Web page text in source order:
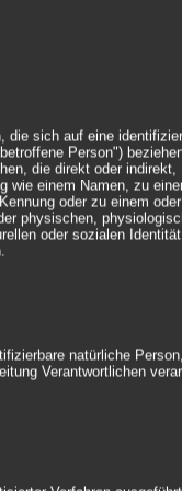
die sich auf eine
Person")
die direkt oder indirekt,
wie einem Namen, zu
oder zu einem oder
physischen,
oder sozialen
natürliche
Verantwortlichen